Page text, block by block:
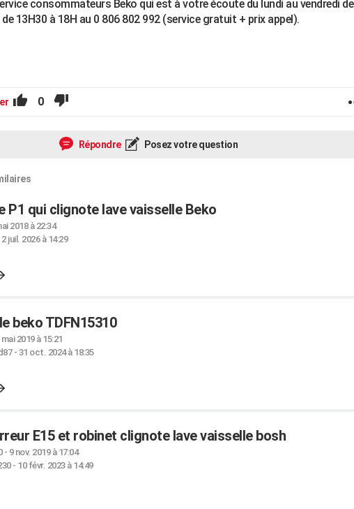
consommateurs Beko qui est à votre écoute du lundi au vendredi de
13H30 à 18H au 0 806 802 992 (service gratuit + prix appel).
0
Répondre Posez votre question
P1 qui clignote lave vaisselle Beko
2018 à 22:34
2 juil. 2026 à 14:29
beko TDFN15310
mai 2019 à 15:21
- 31 oct. 2024 à 18:35
E15 et robinet clignote lave vaisselle bosh
- 9 nov. 2019 à 17:04
- 10 févr. 2023 à 14:49